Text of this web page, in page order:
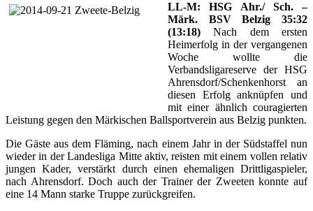
LL-M: HSG Ahr./ Sch. –
Märk. BSV Belzig 35:32
(13:18) Nach dem ersten
Heimerfolg in der vergangenen
Woche wollte die
Verbandsligareserve der HSG
Ahrensdorf/Schenkenhorst an
diesen Erfolg anknüpfen und
mit einer ähnlich couragierten
Leistung gegen den Märkischen Ballsportverein aus Belzig punkten.
Die Gäste aus dem Fläming, nach einem Jahr in der Südstaffel nun
wieder in der Landesliga Mitte aktiv, reisten mit einem vollen relativ
jungen Kader, verstärkt durch einen ehemaligen Drittligaspieler,
nach Ahrensdorf. Doch auch der Trainer der Zweeten konnte auf
eine 14 Mann starke Truppe zurückgreifen.